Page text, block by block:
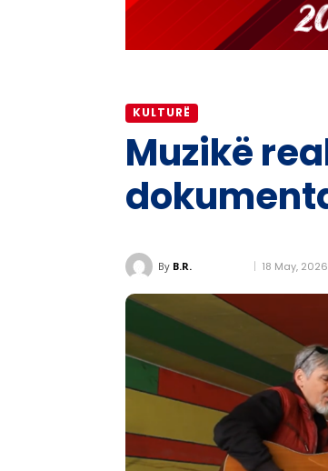
KULTURË
Muzikë
By B.R. 18 May,